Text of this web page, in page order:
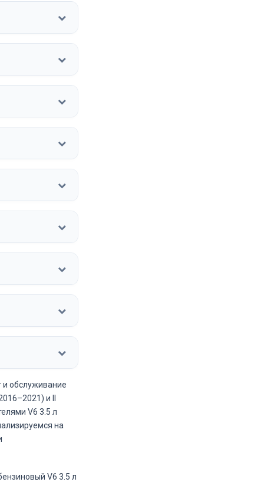
обслуживание
и II
V6 3.5 л
на
V6 3.5 л